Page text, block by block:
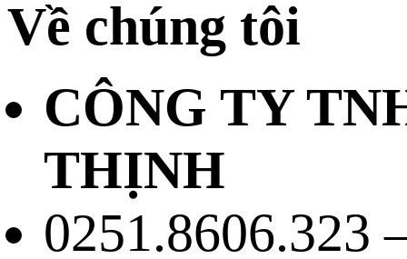
Về chúng tôi
CÔNG TY
THỊNH
0251.8606.323